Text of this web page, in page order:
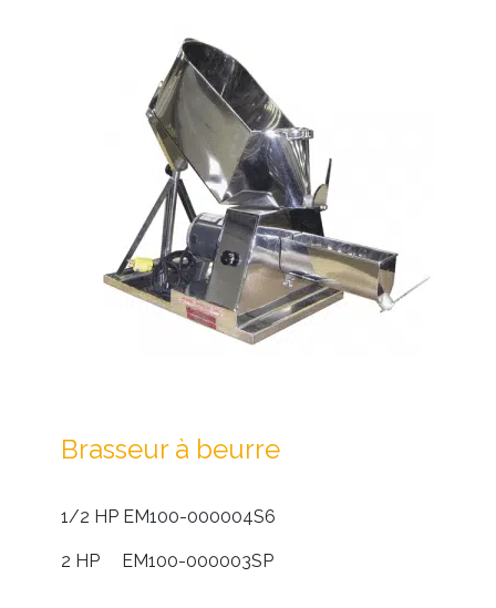
Brasseur à beurre
1/2 HP EM100-000004S6
2 HP EM100-000003SP